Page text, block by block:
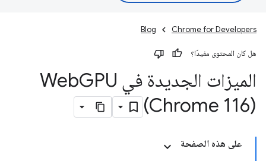
Chrome for Developers
Blog
هل كان المحتوى مفيدًا؟
الميزات الجديدة في Web GPU
(Chrome 116)
على هذه الصفحة